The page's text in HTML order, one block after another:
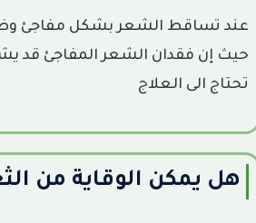
عند تساقط الشعر بشكل مفاجئ
حيث إن فقدان الشعر المفاجئ قد
تحتاج الى العلاج
هل يمكن الوقاية من